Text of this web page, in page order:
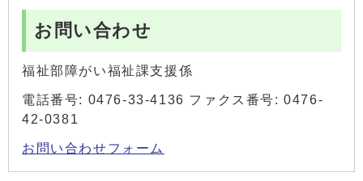
お問い合わせ
福祉部障がい福祉課支援係
電話番号: 0476-33-4136 ファクス番号: 0476-
42-0381
お問い合わせフォーム